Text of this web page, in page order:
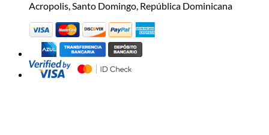
Acropolis, Santo Domingo, República Dominicana